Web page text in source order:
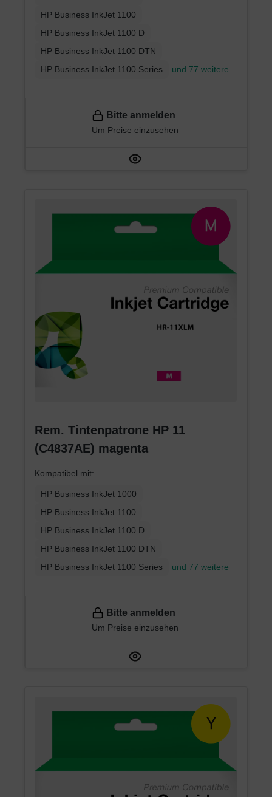
HP Business InkJet 1100
HP Business InkJet 1100 D
HP Business InkJet 1100 DTN
HP Business InkJet 1100 Series
und 77 weitere
Bitte anmelden
Um Preise einzusehen
Rem. Tintenpatrone HP 11
(C4837AE) magenta
Kompatibel mit:
HP Business InkJet 1000
HP Business InkJet 1100
HP Business InkJet 1100 D
HP Business InkJet 1100 DTN
HP Business InkJet 1100 Series
und 77 weitere
Bitte anmelden
Um Preise einzusehen